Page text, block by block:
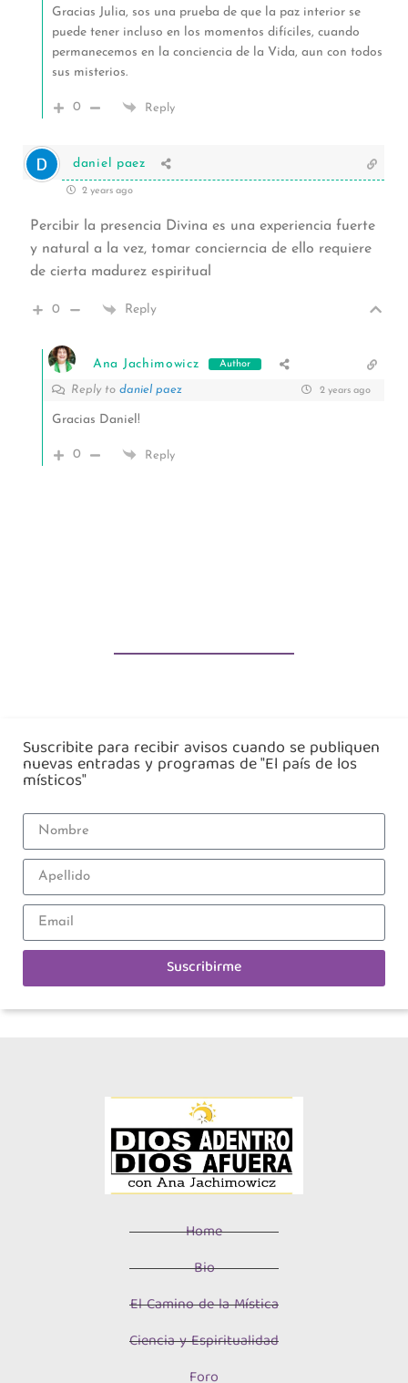
Gracias Julia, sos una prueba de que la paz interior se
puede tener incluso en los momentos difíciles, cuando
permanecemos en la conciencia de la Vida, aun con todos
sus misterios.
0 Reply
daniel paez
2 years ago
Percibir la presencia Divina es una experiencia fuerte
y natural a la vez, tomar concierncia de ello requiere
de cierta madurez espiritual
0 Reply
Ana Jachimowicz Author
Reply to daniel paez 2 years ago
Gracias Daniel!
0 Reply
Suscribite para recibir avisos cuando se publiquen
nuevas entradas y programas de "El país de los
místicos"
Suscribirme
Home
Bio
El Camino de la Mística
Ciencia y Espiritualidad